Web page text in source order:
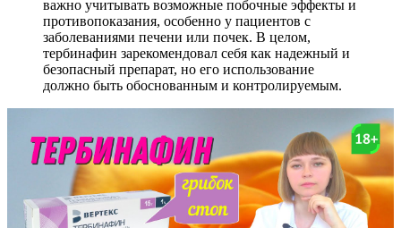
важно учитывать возможные побочные эффекты и
противопоказания, особенно у пациентов с
заболеваниями печени или почек. В целом,
тербинафин зарекомендовал себя как надежный и
безопасный препарат, но его использование
должно быть обоснованным и контролируемым.